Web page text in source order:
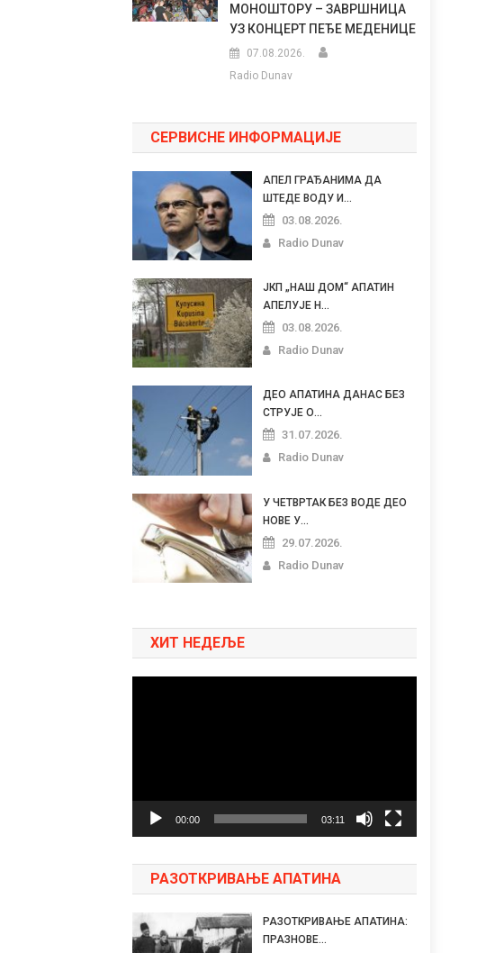
МОНОШТОРУ – ЗАВРШНИЦА
УЗ КОНЦЕРТ ПЕЂЕ МЕДЕНИЦЕ
07.08.2026.
Radio Dunav
СЕРВИСНЕ ИНФОРМАЦИЈЕ
АПЕЛ ГРАЂАНИМА ДА
ШТЕДЕ ВОДУ И...
03.08.2026.
Radio Dunav
ЈКП „НАШ ДОМ“ АПАТИН
АПЕЛУЈЕ Н...
03.08.2026.
Radio Dunav
ДЕО АПАТИНА ДАНАС БЕЗ
СТРУЈЕ О...
31.07.2026.
Radio Dunav
У ЧЕТВРТАК БЕЗ ВОДЕ ДЕО
НОВЕ У...
29.07.2026.
Radio Dunav
ХИТ НЕДЕЉЕ
00:00 03:11
РАЗОТКРИВАЊЕ АПАТИНА
РАЗОТКРИВАЊЕ АПАТИНА:
ПРАЗНОВЕ...